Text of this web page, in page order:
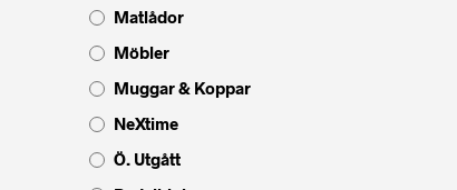
Matlådor
Möbler
Muggar & Koppar
NeXtime
Ö. Utgått